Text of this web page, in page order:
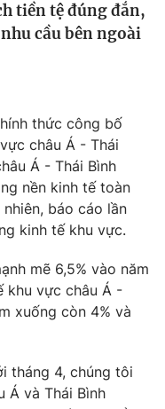
tiền tệ đúng đắn,
cầu bên ngoài
thức công bố
châu Á - Thái
Á - Thái Bình
nền kinh tế toàn
báo cáo lần
kinh tế khu vực.
mẽ 6,5% vào năm
khu vực châu Á -
xuống còn 4% và
tháng 4, chúng tôi
Á và Thái Bình